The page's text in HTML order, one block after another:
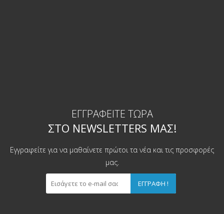
ΕΓΓΡΑΦΕΊΤΕ ΤΏΡΑ
ΣΤΟ NEWSLETTERS ΜΑΣ!
Εγγραφείτε για να μαθαίνετε πρώτοι τα νέα και τις προσφορές
μας.
ΕΓΓΡΑΦΉ !